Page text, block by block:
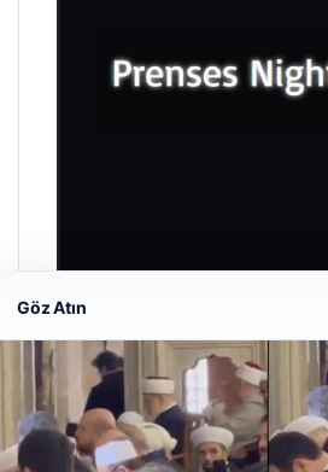
Prenses Night Club
Nisan 29, 2026
Göz Atın